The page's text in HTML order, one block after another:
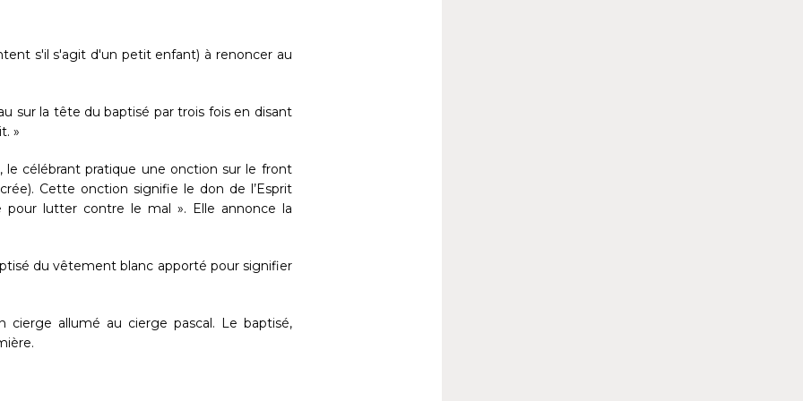
s'il s'agit d'un petit enfant) à renoncer au
sur la tête du baptisé par trois fois en disant
»
célébrant pratique une onction sur le front
Cette onction signifie le don de l’Esprit
pour lutter contre le mal ». Elle annonce la
du vêtement blanc apporté pour signifier
allumé au cierge pascal. Le baptisé,